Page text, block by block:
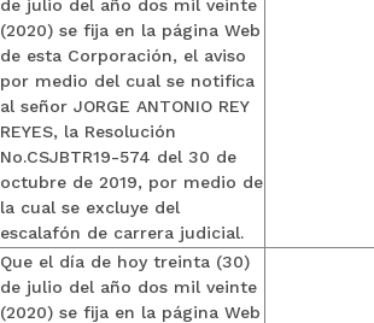
de julio del año dos mil veinte
(2020) se fija en la página Web
de esta Corporación, el aviso
por medio del cual se notifica
al señor JORGE ANTONIO REY
REYES, la Resolución
No.CSJBTR19-574 del 30 de
octubre de 2019, por medio de
la cual se excluye del
escalafón de carrera judicial.
Que el día de hoy treinta (30)
de julio del año dos mil veinte
(2020) se fija en la página Web